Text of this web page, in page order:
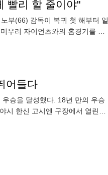
빨리 할 줄이야"
부(66) 감독이 복귀 첫 해부터 일
우리 자이언츠와의 홈경기를 4-3
어들다
승을 달성했다. 18년 만의 우승
시 한신 고시엔 구장에서 열린